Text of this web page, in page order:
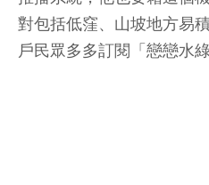
對包括低窪、山坡地方易
戶民眾多多訂閱「戀戀水綠